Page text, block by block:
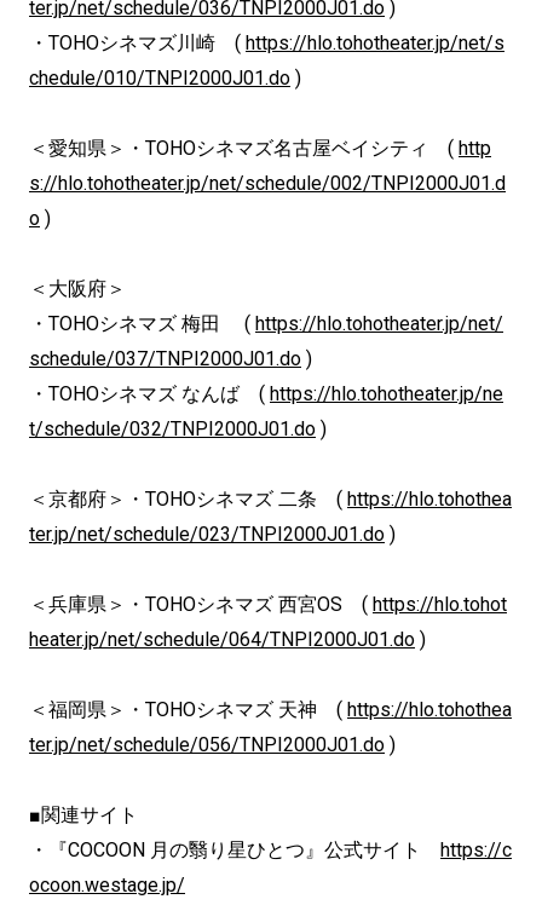
ter.jp/net/schedule/036/TNPI2000J01.do )
・TOHOシネマズ川崎 ( https://hlo.tohotheater.jp/net/s
chedule/010/TNPI2000J01.do )
＜愛知県＞・TOHOシネマズ名古屋ベイシティ ( http
s://hlo.tohotheater.jp/net/schedule/002/TNPI2000J01.d
o )
＜大阪府＞
・TOHOシネマズ 梅田 ( https://hlo.tohotheater.jp/net/
schedule/037/TNPI2000J01.do )
・TOHOシネマズ なんば ( https://hlo.tohotheater.jp/ne
t/schedule/032/TNPI2000J01.do )
＜京都府＞・TOHOシネマズ 二条 ( https://hlo.tohothea
ter.jp/net/schedule/023/TNPI2000J01.do )
＜兵庫県＞・TOHOシネマズ 西宮OS ( https://hlo.tohot
heater.jp/net/schedule/064/TNPI2000J01.do )
＜福岡県＞・TOHOシネマズ 天神 ( https://hlo.tohothea
ter.jp/net/schedule/056/TNPI2000J01.do )
■関連サイト
・『COCOON 月の翳り星ひとつ』公式サイト https://c
ocoon.westage.jp/